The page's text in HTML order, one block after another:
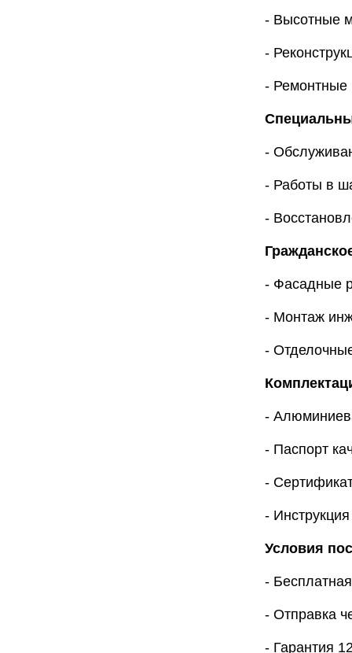
- Высотные
-
- Ремонтные
-
- Работы в
-
- Фасадные
- Монтаж
-
-
- Паспорт
-
-
Условия
-
- Отправка
- Гарантия